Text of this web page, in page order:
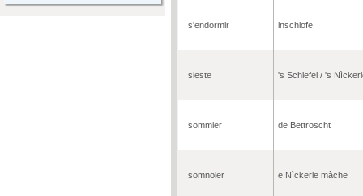
s'endormir inschlofe
sieste 's Schlefel / 's
sommier de Bettroscht
somnoler e Nìckerle màche